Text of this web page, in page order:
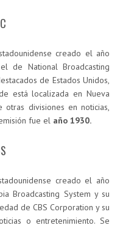
creado el año
de National Broadcasting
de Estados Unidos,
está localizada en Nueva
divisiones en noticias,
fue el año 1930.
creado el año
Broadcasting System y su
de CBS Corporation y su
o entretenimiento. Se